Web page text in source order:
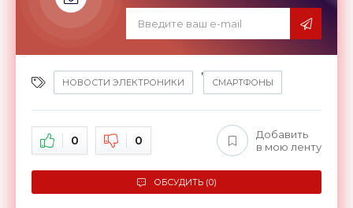
НОВОСТИ ЭЛЕКТРОНИКИ
,
СМАРТФОНЫ
0 0
Добавить
в мою ленту
ОБСУДИТЬ (0)